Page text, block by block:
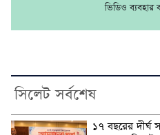
ভিডিও ব্যবহার
সিলেট সর্বশেষ
১৭ বছরের দীর্ঘ